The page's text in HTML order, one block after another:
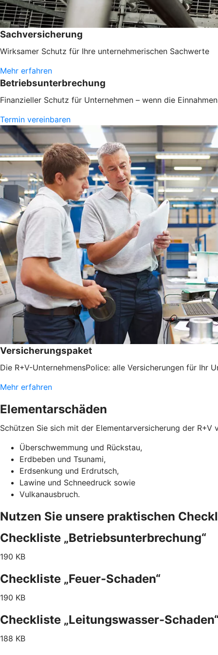
Sachversicherung
Wirksamer Schutz für Ihre unternehmerischen Sachwerte
Mehr erfahren
Betriebsunterbrechung
Finanzieller Schutz für Unternehmen – wenn die
Termin vereinbaren
Versicherungspaket
Die R+V-UnternehmensPolice: alle Versicherungen für Ihr
Mehr erfahren
Elementarschäden
Schützen Sie sich mit der Elementarversicherung der
Überschwemmung und Rückstau,
Erdbeben und Tsunami,
Erdsenkung und Erdrutsch,
Lawine und Schneedruck sowie
Vulkanausbruch.
Nutzen Sie unsere praktischen
Checkliste „Betriebsunterbrechung“
190 KB
Checkliste „Feuer-Schaden“
190 KB
Checkliste „Leitungswasser-
188 KB